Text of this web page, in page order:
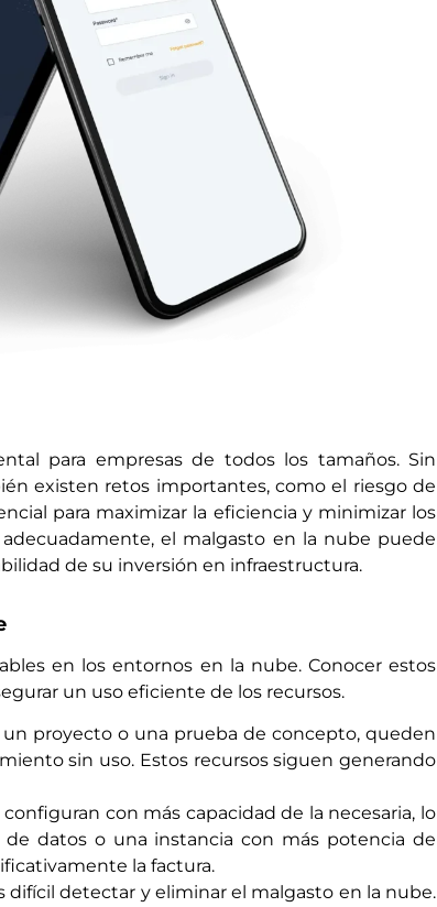
para empresas de todos los tamaños. Sin
existen retos importantes, como el riesgo de
para maximizar la eficiencia y minimizar los
el malgasto en la nube puede
de su inversión en infraestructura.
en los entornos en la nube. Conocer estos
un uso eficiente de los recursos.
un proyecto o una prueba de concepto, queden
sin uso. Estos recursos siguen generando
con más capacidad de la necesaria, lo
datos o una instancia con más potencia de
la factura.
difícil detectar y eliminar el malgasto en la nube.